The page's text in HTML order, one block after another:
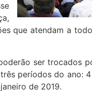
que atendam a
ser trocados
períodos do ano:
de 2019.